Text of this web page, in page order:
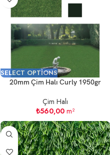
SELECT OPTIONS
20mm Çim Halı Curly 1950gr
Çim Halı
₺560,00 m²